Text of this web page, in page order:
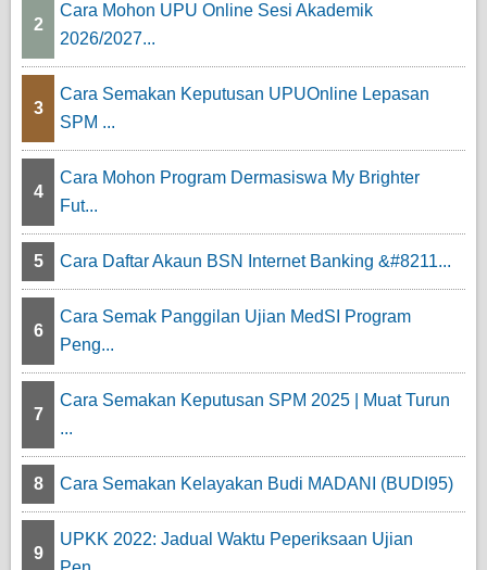
2
Cara Mohon UPU Online Sesi Akademik
2026/2027...
3
Cara Semakan Keputusan UPUOnline Lepasan
SPM ...
4
Cara Mohon Program Dermasiswa My Brighter
Fut...
5 Cara Daftar Akaun BSN Internet Banking &#8211...
6
Cara Semak Panggilan Ujian MedSI Program
Peng...
7
Cara Semakan Keputusan SPM 2025 | Muat Turun
...
8 Cara Semakan Kelayakan Budi MADANI (BUDI95)
9
UPKK 2022: Jadual Waktu Peperiksaan Ujian